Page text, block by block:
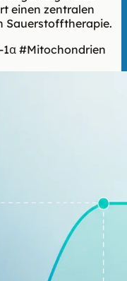
einen zentralen
Sauerstofftherapie.
#Mitochondrien